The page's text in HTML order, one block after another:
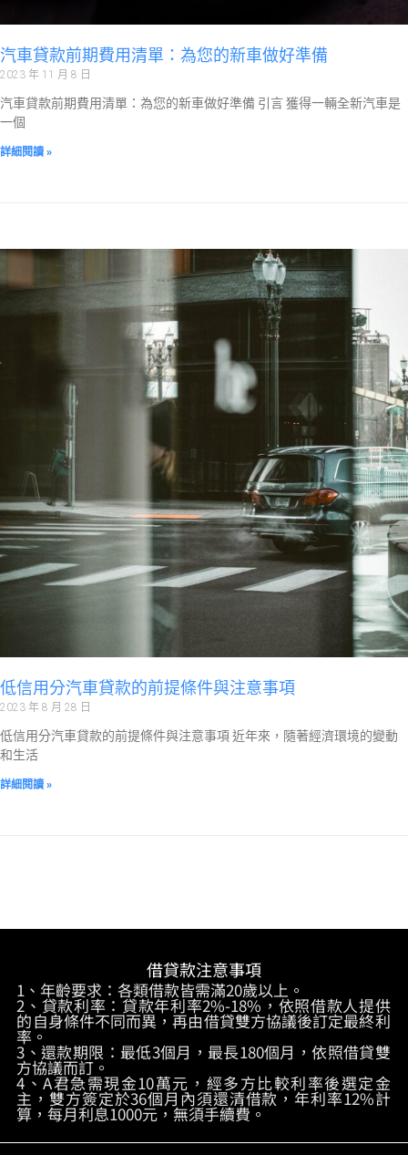
汽車貸款前期費用清單：為您的新車做好準備
2023 年 11 月 8 日
汽車貸款前期費用清單：為您的新車做好準備 引言 獲得一輛全新汽車是
一個
詳細閱讀 »
低信用分汽車貸款的前提條件與注意事項
2023 年 8 月 28 日
低信用分汽車貸款的前提條件與注意事項 近年來，隨著經濟環境的變動
和生活
詳細閱讀 »
借貸款注意事項
1、年齡要求：各類借款皆需滿20歲以上。
2、貸款利率：貸款年利率2%-18%，依照借款人提供
的自身條件不同而異，再由借貸雙方協議後訂定最終利
率。
3、還款期限：最低3個月，最長180個月，依照借貸雙
方協議而訂。
4、A君急需現金10萬元，經多方比較利率後選定金
主，雙方簽定於36個月內須還清借款，年利率12%計
算，每月利息1000元，無須手續費。